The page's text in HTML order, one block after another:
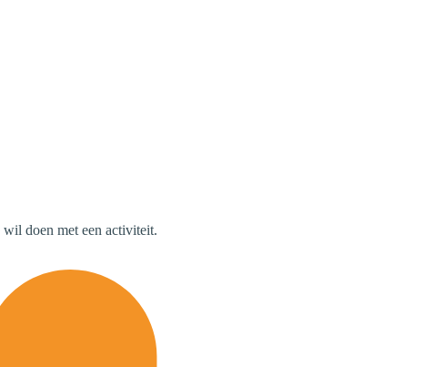
doen met een activiteit.